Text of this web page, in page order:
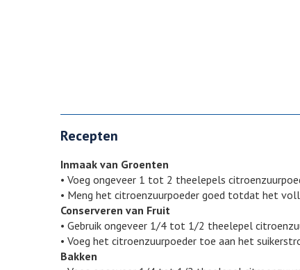
Recepten
Inmaak van Groenten
• Voeg ongeveer 1 tot 2 theelepels
• Meng het citroenzuurpoeder goed totdat het
Conserveren van Fruit
• Gebruik ongeveer 1/4 tot 1/2 theelepel
• Voeg het citroenzuurpoeder toe aan het
Bakken